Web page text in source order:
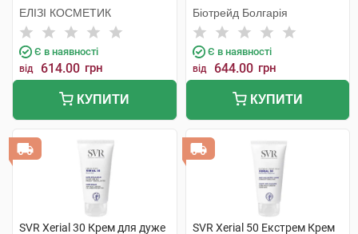
ЕЛІЗІ КОСМЕТИК
Є в наявності
від 614.00 грн
КУПИТИ
запаху 40 мл 1 флакон
Біотрейд Болгарія
Є в наявності
від 644.00 грн
КУПИТИ
SVR Xerial 30 Крем для дуже SVR Xerial 50 Екстрем Крем